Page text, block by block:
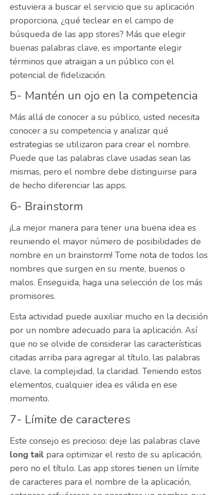
estuviera a buscar el servicio que su aplicación
proporciona, ¿qué teclear en el campo de
búsqueda de las app stores? Más que elegir
buenas palabras clave, es importante elegir
términos que atraigan a un público con el
potencial de fidelización.
5- Mantén un ojo en la competencia
Más allá de conocer a su público, usted necesita
conocer a su competencia y analizar qué
estrategias se utilizaron para crear el nombre.
Puede que las palabras clave usadas sean las
mismas, pero el nombre debe distinguirse para
de hecho diferenciar las apps.
6- Brainstorm
¡La mejor manera para tener una buena idea es
reuniendo el mayor número de posibilidades de
nombre en un brainstorm! Tome nota de todos los
nombres que surgen en su mente, buenos o
malos. Enseguida, haga una selección de los más
promisores.
Esta actividad puede auxiliar mucho en la decisión
por un nombre adecuado para la aplicación. Así
que no se olvide de considerar las características
citadas arriba para agregar al título, las palabras
clave, la complejidad, la claridad. Teniendo estos
elementos, cualquier idea es válida en ese
momento.
7- Límite de caracteres
Este consejo es precioso: deje las palabras clave
long tail para optimizar el resto de su aplicación,
pero no el título. Las app stores tienen un límite
de caracteres para el nombre de la aplicación,